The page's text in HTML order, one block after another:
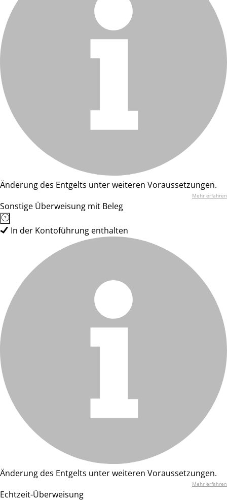
Änderung des Entgelts unter weiteren Voraussetzungen.
Mehr erfahren
Sonstige Überweisung mit Beleg
In der Kontoführung enthalten
Änderung des Entgelts unter weiteren Voraussetzungen.
Mehr erfahren
Echtzeit-Überweisung